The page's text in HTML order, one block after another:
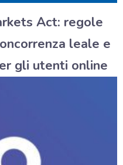
Act: regole
leale e
gli utenti online